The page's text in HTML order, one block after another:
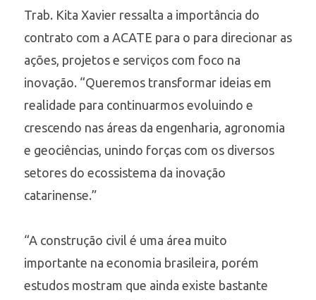
Trab. Kita Xavier ressalta a importância do
contrato com a ACATE para o para direcionar as
ações, projetos e serviços com foco na
inovação. “Queremos transformar ideias em
realidade para continuarmos evoluindo e
crescendo nas áreas da engenharia, agronomia
e geociências, unindo forças com os diversos
setores do ecossistema da inovação
catarinense.”
“A construção civil é uma área muito
importante na economia brasileira, porém
estudos mostram que ainda existe bastante